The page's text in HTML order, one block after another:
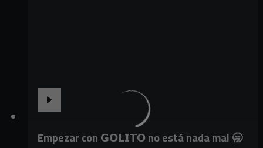
Empezar con 𝗚𝗢𝗟𝗜𝗧𝗢 no está nada mal 🥱